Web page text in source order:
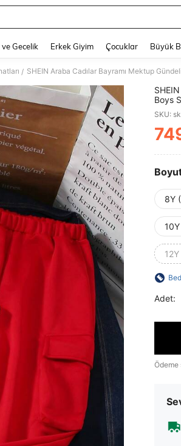
ve Gecelik Erkek Giyim Çocuklar Büyük
/ SHEIN Araba Cadılar Bayramı Mektup
Boys
SKU:
8Y
Adet:
Ödeme